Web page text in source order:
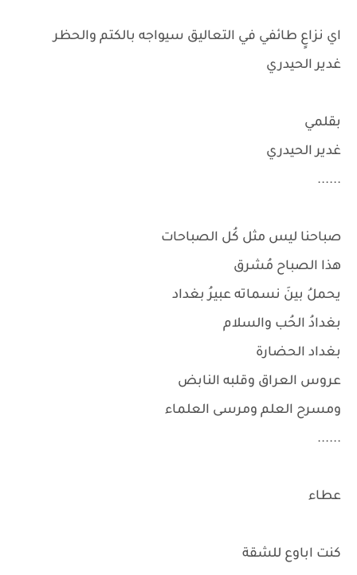
اي نزاعٍ طائفي في التعاليق سيواجه بالكتم والحظر
غدير الحيدري
بقلمي
غدير الحيدري
......
صباحنا ليس مثل كُل الصباحات
هذا الصباح مُشرق
يحملُ بينَ نسماته عبيرُ بغداد
بغدادُ الحُب والسلام
بغداد الحضارة
عروس العراق وقلبه النابض
ومسرح العلم ومرسى العلماء
......
عطاء
كنت اباوع للشقة